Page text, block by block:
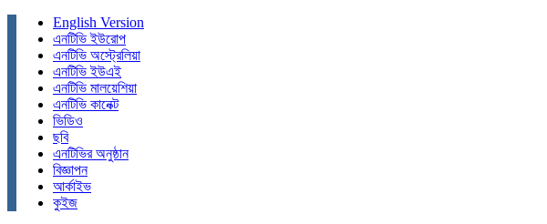
English Version
এনটিভি ইউরোপ
এনটিভি অস্ট্রেলিয়া
এনটিভি ইউএই
এনটিভি মালয়েশিয়া
এনটিভি কানেক্ট
ভিডিও
ছবি
এনটিভির অনুষ্ঠান
বিজ্ঞাপন
আর্কাইভ
কুইজ